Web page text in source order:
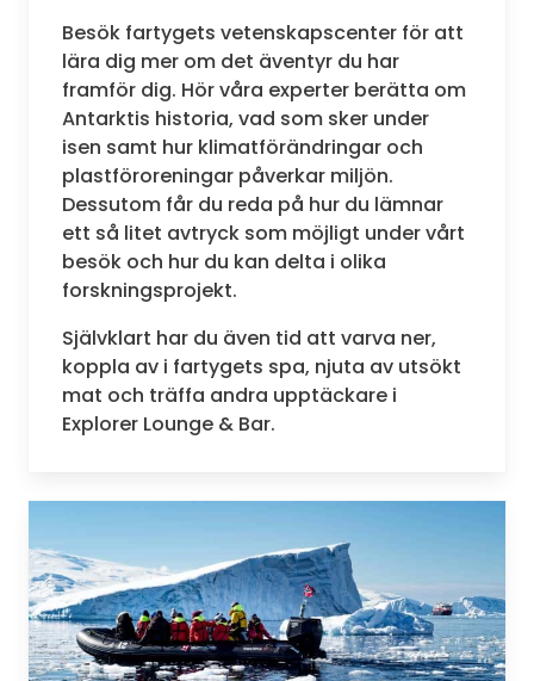
Besök fartygets vetenskapscenter för att
lära dig mer om det äventyr du har
framför dig. Hör våra experter berätta om
Antarktis historia, vad som sker under
isen samt hur klimatförändringar och
plastföroreningar påverkar miljön.
Dessutom får du reda på hur du lämnar
ett så litet avtryck som möjligt under vårt
besök och hur du kan delta i olika
forskningsprojekt.
Självklart har du även tid att varva ner,
koppla av i fartygets spa, njuta av utsökt
mat och träffa andra upptäckare i
Explorer Lounge & Bar.